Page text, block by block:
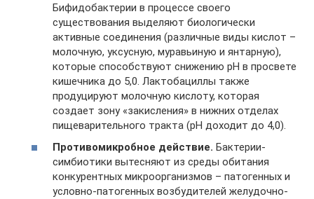
Бифидобактерии в процессе своего
существования выделяют биологически
активные соединения (различные виды кислот –
молочную, уксусную, муравьиную и янтарную),
которые способствуют снижению рН в просвете
кишечника до 5,0. Лактобациллы также
продуцируют молочную кислоту, которая
создает зону «закисления» в нижних отделах
пищеварительного тракта (рН доходит до 4,0).
Противомикробное действие. Бактерии-
симбиотики вытесняют из среды обитания
конкурентных микроорганизмов – патогенных и
условно-патогенных возбудителей желудочно-